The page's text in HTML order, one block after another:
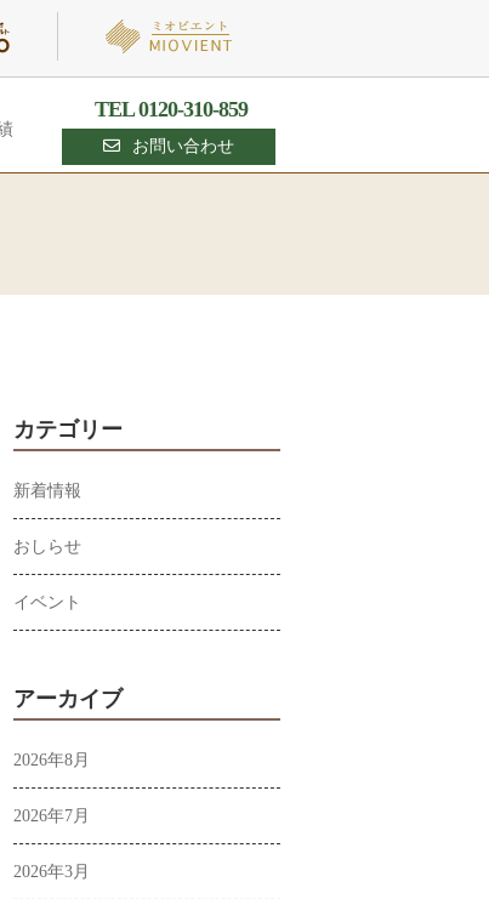
TEL 0120-310-859
お問い合わせ
カテゴリー
新着情報
おしらせ
イベント
アーカイブ
2026年8月
2026年7月
2026年3月